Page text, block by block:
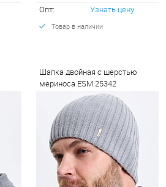
Опт: Узнать цену
Товар в наличии
Шапка двойная с шерстью
мериноса ESM 25342